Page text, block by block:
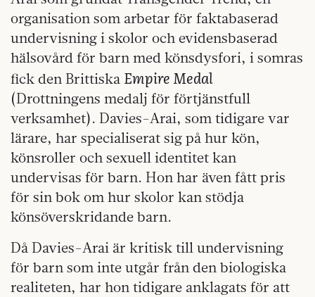
organisation som arbetar för faktabaserad
undervisning i skolor och evidensbaserad
hälsovård för barn med könsdysfori, i somras
fick den Brittiska Empire Medal
(Drottningens medalj för förtjänstfull
verksamhet). Davies-Arai, som tidigare var
lärare, har specialiserat sig på hur kön,
könsroller och sexuell identitet kan
undervisas för barn. Hon har även fått pris
för sin bok om hur skolor kan stödja
könsöverskridande barn.
Då Davies-Arai är kritisk till undervisning
för barn som inte utgår från den biologiska
realiteten, har hon tidigare anklagats för att